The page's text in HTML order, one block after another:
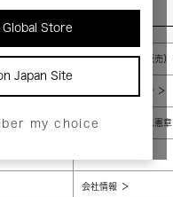
Store
Japan Site
my choice
販売規約（店頭販売）
個人情報保護方針
ー コンプライアンス憲章
会社情報